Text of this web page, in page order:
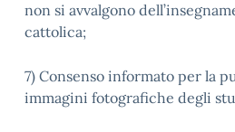
non si avvalgono
cattolica;
7) Consenso informato per la
immagini fotografiche degli